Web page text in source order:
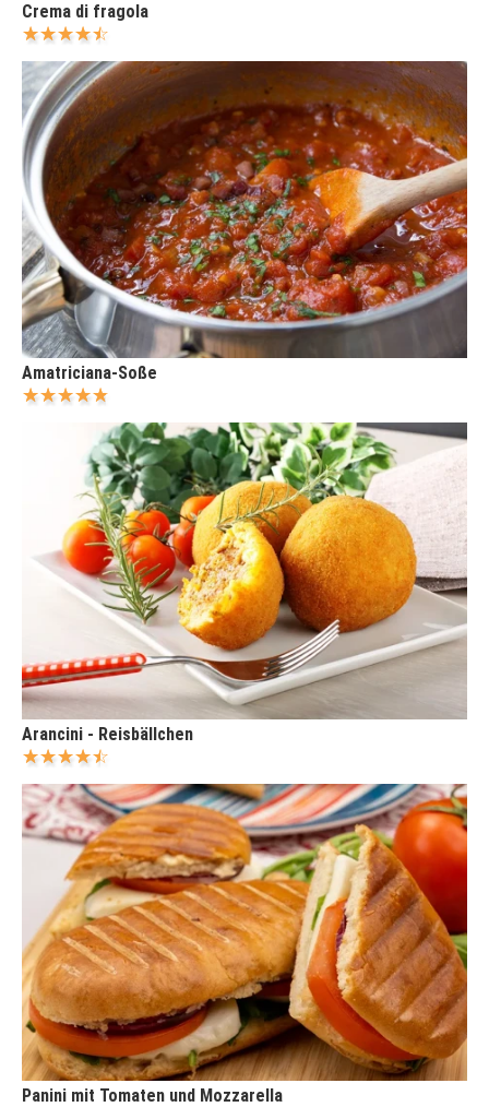
Crema di fragola
Amatriciana-Soße
Arancini - Reisbällchen
Panini mit Tomaten und Mozzarella